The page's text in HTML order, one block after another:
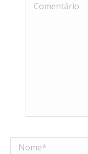
Comentário
Nome *